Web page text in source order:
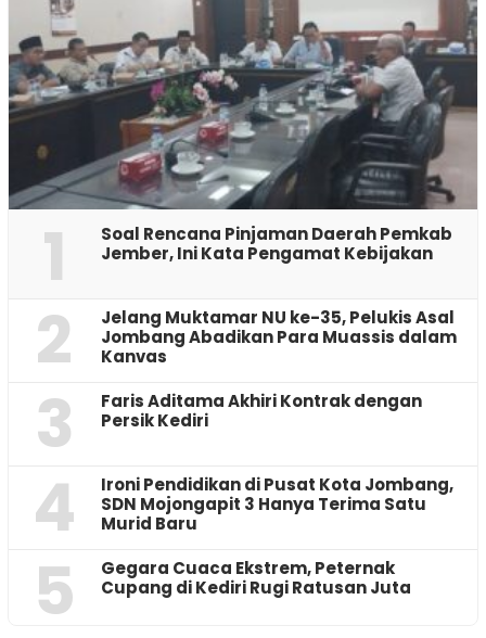
1
‎Soal Rencana Pinjaman Daerah Pemkab
Jember, Ini Kata Pengamat Kebijakan ‎
2
Jelang Muktamar NU ke-35, Pelukis Asal
Jombang Abadikan Para Muassis dalam
Kanvas
3
Faris Aditama Akhiri Kontrak dengan
Persik Kediri
4
Ironi Pendidikan di Pusat Kota Jombang,
SDN Mojongapit 3 Hanya Terima Satu
Murid Baru
5
‎Gegara Cuaca Ekstrem, Peternak
Cupang di Kediri Rugi Ratusan Juta